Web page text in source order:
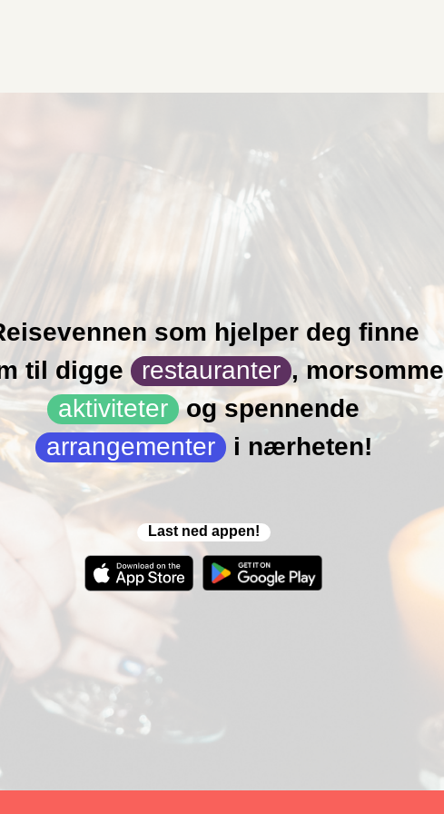
som hjelper deg finne
til digge
restauranter , morsomme
aktiviteter
og spennende
arrangementer
i nærheten!
Last ned appen!